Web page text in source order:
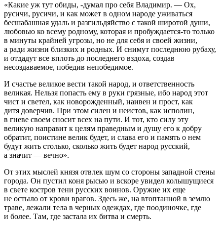
«Какие уж тут обиды, -думал про себя Владимир. — Ох,
русичи, русичи, и как может в одном народе уживаться
бесшабашная удаль и разгильдяйство с такой широтой души,
любовью ко всему родному, которая и пробуждается-то только
в минуты крайней угрозы, но не для себя и своей жизни,
а ради жизни близких и родных. И снимут последнюю рубаху,
и отдадут все вплоть до последнего вздоха, создав
несоздаваемое, победив непобедимое.
И счастье великое вести такой народ, и ответственность
великая. Нельзя попасть ему в руки грязные, ибо народ этот
чист и светел, как новорожденный, наивен и прост, как
дитя доверчив. При этом силен и неистов, как исполин,
в гневе своем сносит всех на пути. И тот, кто силу эту
великую направит к целям праведным и душу его к добру
обратит, поистине велик будет, и слава его и память о нем
будут жить столько, сколько жить будет народ русский,
а значит — вечно».
От этих мыслей князя отвлек шум со стороны западной стены
города. Он пустил коня рысью и вскоре увидел колышущиеся
в свете костров тени русских воинов. Оружие их еще
не остыло от крови врагов. Здесь же, на втоптанной в землю
траве, лежали тела в черных одеждах, где поодиночке, где
и более. Там, где застала их битва и смерть.